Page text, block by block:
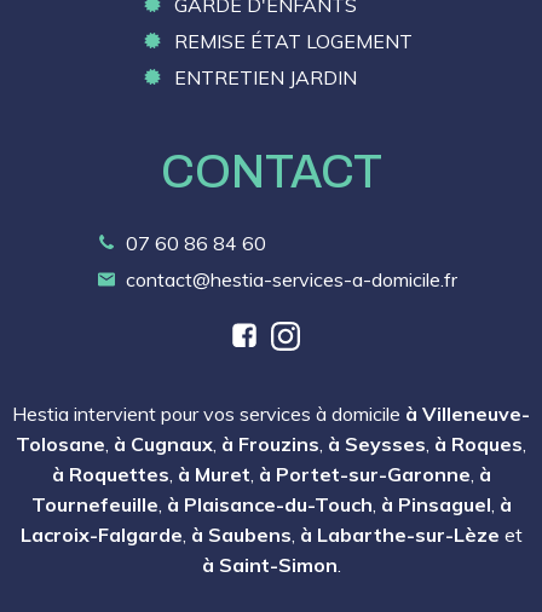
GARDE D'ENFANTS
REMISE ÉTAT LOGEMENT
ENTRETIEN JARDIN
CONTACT
07 60 86 84 60
contact@hestia-services-a-domicile.fr
Hestia intervient pour vos services à domicile à Villeneuve-
Tolosane, à Cugnaux, à Frouzins, à Seysses, à Roques,
à Roquettes, à Muret, à Portet-sur-Garonne, à
Tournefeuille, à Plaisance-du-Touch, à Pinsaguel, à
Lacroix-Falgarde, à Saubens, à Labarthe-sur-Lèze et
à Saint-Simon.